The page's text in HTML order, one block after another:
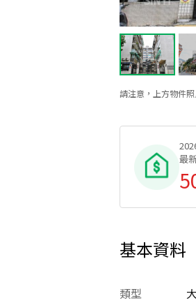
請注意，上方物件
最
基本資料
類型